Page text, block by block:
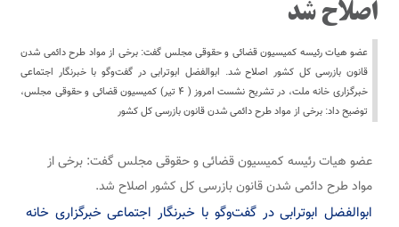
اصلاح شد
عضو هیات رئیسه کمیسیون قضائی و حقوقی مجلس گفت: برخی از مواد طرح دائمی شدن
قانون بازرسی کل کشور اصلاح شد. ابوالفضل ابوترابی در گفت‌وگو با خبرنگار اجتماعی
خبرگزاری خانه ملت، در تشریح نشست امروز ( ۴ تیر) کمیسیون قضائی و حقوقی مجلس،
توضیح داد:‌ برخی از مواد طرح دائمی شدن قانون بازرسی کل کشور
عضو هیات رئیسه کمیسیون قضائی و حقوقی مجلس گفت: برخی از
مواد طرح دائمی شدن قانون بازرسی کل کشور اصلاح شد.
ابوالفضل ابوترابی در گفت‌وگو با خبرنگار اجتماعی خبرگزاری خانه